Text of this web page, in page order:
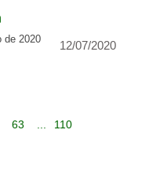
de 2020 12/07/2020
63 ... 110